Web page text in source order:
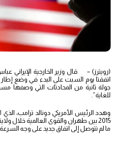
(رويترز) – قال وزير الخارجية الإيراني
اتفقتا يوم السبت على البدء في وضع
جولة ثانية من المحادثات التي وصفها
للغاية”.
وهدد الرئيس الأمريكي دونالد ترامب،
ما لم تتوصل إلى اتفاق جديد على وجه